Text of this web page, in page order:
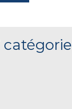
catégorie